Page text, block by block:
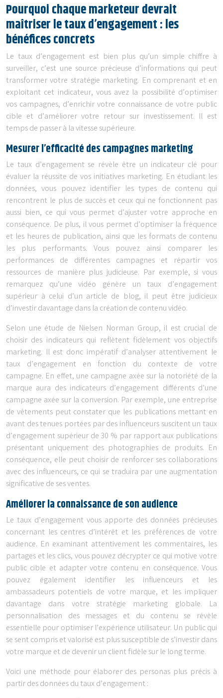
Pourquoi chaque marketeur devrait
maîtriser le taux d’engagement : les
bénéfices concrets
Le taux d’engagement est bien plus qu’un simple chiffre à
surveiller, c’est une source précieuse d’informations qui peut
transformer votre stratégie marketing. En comprenant et en
exploitant cet indicateur, vous avez la possibilité d’optimiser
vos campagnes, d’enrichir votre connaissance de votre public
cible et d’améliorer votre retour sur investissement. Il est
temps de passer à la vitesse supérieure.
Mesurer l’efficacité des campagnes marketing
Le taux d’engagement se révèle être un indicateur clé pour
évaluer la réussite de vos initiatives marketing. En étudiant les
données, vous pouvez identifier les types de contenu qui
rencontrent le plus de succès et ceux qui ne fonctionnent pas
aussi bien, ce qui vous permet d’ajuster votre approche en
conséquence. De plus, il vous permet d’optimiser la fréquence
et les heures de publication, ainsi que les formats de contenu
les plus performants. Vous pouvez ainsi comparer les
performances de différentes campagnes et répartir vos
ressources de manière plus judicieuse. Par exemple, si vous
remarquez qu’une vidéo génère un taux d’engagement
supérieur à celui d’un article de blog, il peut être judicieux
d’investir davantage dans la création de contenu vidéo.
Selon une étude de Nielsen Norman Group, il est crucial de
choisir des indicateurs qui reflètent fidèlement vos objectifs
marketing. Il est donc impératif d’analyser attentivement le
taux d’engagement en fonction du contexte de votre
campagne. En effet, une campagne axée sur la notoriété de la
marque aura des indicateurs d’engagement différents d’une
campagne axée sur la conversion. Par exemple, une entreprise
de vêtements peut constater que les publications mettant en
avant des tenues portées par des influenceurs suscitent un taux
d’engagement supérieur de 30 % par rapport aux publications
présentant uniquement des photographies de produits. En
conséquence, elle peut choisir de renforcer ses collaborations
avec des influenceurs, ce qui se traduira par une augmentation
significative de ses ventes.
Améliorer la connaissance de son audience
Le taux d’engagement vous apporte des données précieuses
concernant les centres d’intérêt et les préférences de votre
audience. En examinant attentivement les commentaires, les
partages et les clics, vous pouvez décrypter ce qui motive votre
public cible et adapter votre contenu en conséquence. Vous
pouvez également identifier les influenceurs et les
ambassadeurs potentiels de votre marque, et les impliquer
davantage dans votre stratégie marketing globale. La
personnalisation des messages et du contenu se révèle
essentielle pour optimiser l’expérience utilisateur. Un public qui
se sent compris et valorisé est plus susceptible de s’investir dans
votre marque et de devenir un client fidèle sur le long terme.
Voici une méthode pour élaborer des personas plus précis à
partir des données du taux d’engagement :